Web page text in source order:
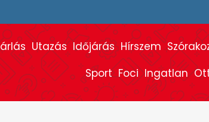
Utazás Időjárás Hírszem
Sport Foci Ingatlan